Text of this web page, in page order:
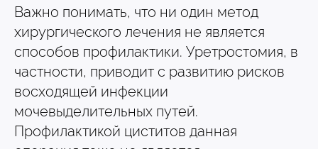
Важно понимать, что ни один метод
хирургического лечения не является
способов профилактики. Уретростомия, в
частности, приводит с развитию рисков
восходящей инфекции
мочевыделительных путей.
Профилактикой циститов данная